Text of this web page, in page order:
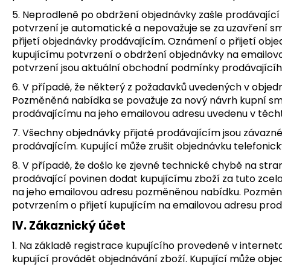
5. Neprodleně po obdržení objednávky zašle
potvrzení je automatické a nepovažuje se za uzavření
přijetí objednávky prodávajícím. Oznámení o přijetí
kupujícímu potvrzení o obdržení objednávky na
potvrzení jsou aktuální obchodní podmínky
6. V případě, že některý z požadavků uvedených v
Pozměněná nabídka se považuje za nový návrh kupní
prodávajícímu na jeho emailovou adresu uvedenu v
7. Všechny objednávky přijaté prodávajícím jsou
prodávajícím. Kupující může zrušit objednávku
8. V případě, že došlo ke zjevné technické chybě na
prodávající povinen dodat kupujícímu zboží za tuto
na jeho emailovou adresu pozměněnou nabídku.
potvrzením o přijetí kupujícím na emailovou adresu
IV. Zákaznický účet
1. Na základě registrace kupujícího provedené v
kupující provádět objednávání zboží. Kupující může